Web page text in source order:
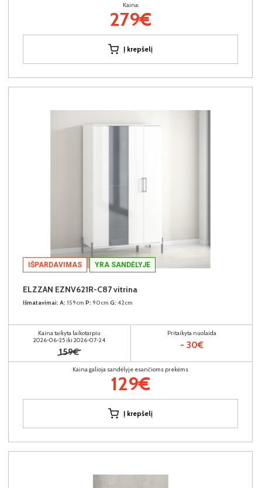
Kaina:
279€
Į krepšelį
IŠPARDAVIMAS YRA SANDĖLYJE
ELZZAN EZNV621R-C87 vitrina
Išmatavimai: A: 159cm P: 90cm G: 42cm
Kaina taikyta laikotarpiu
2026-06-25 iki 2026-07-24
159€
Pritaikyta nuolaida
- 30€
Kaina galioja sandėlyje esančioms prekėms
129€
Į krepšelį